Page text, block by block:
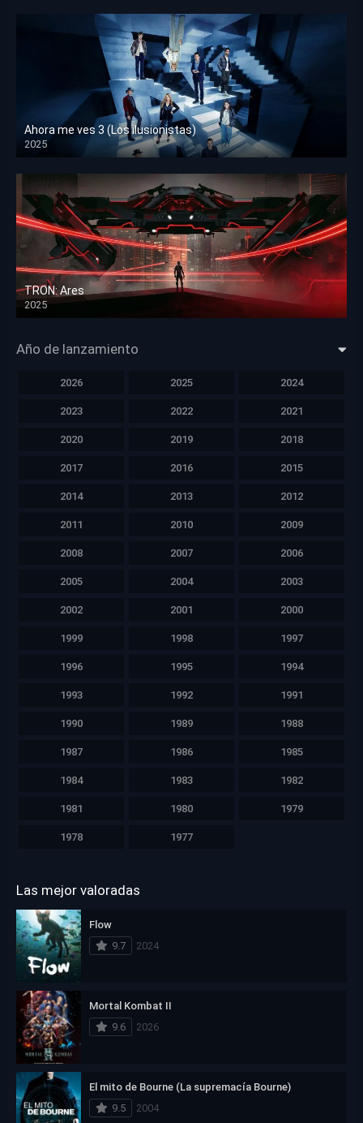
Ahora me ves 3 (Los ilusionistas)
2025
HD 1080p
TRON: Ares
2025
HD 1080p
Año de lanzamiento
2026 2025 2024
2023 2022 2021
2020 2019 2018
2017 2016 2015
2014 2013 2012
2011 2010 2009
2008 2007 2006
2005 2004 2003
2002 2001 2000
1999 1998 1997
1996 1995 1994
1993 1992 1991
1990 1989 1988
1987 1986 1985
1984 1983 1982
1981 1980 1979
1978 1977
Las mejor valoradas
Flow
9.7
2024
Mortal Kombat II
9.6
2026
El mito de Bourne (La supremacía Bourne)
9.5
2004